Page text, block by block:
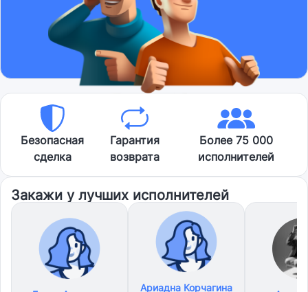
Безопасная
сделка
Гарантия
возврата
Более 75 000
исполнителей
Закажи у лучших исполнителей
Ариадна Корчагина